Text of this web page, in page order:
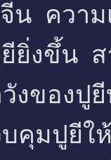
จีน ควา
ยิ่งขึ้น
งของปู
คุมปูยีใ